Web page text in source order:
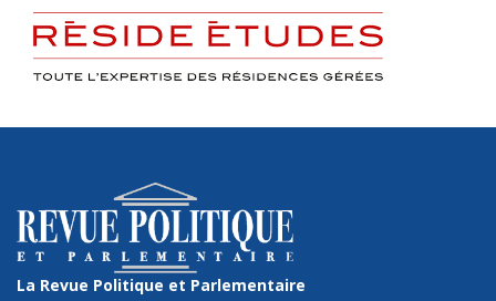
La Revue Politique et Parlementaire